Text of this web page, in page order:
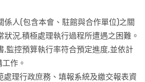
係人(包含本會、駐館與合作單位)之關
狀況,積極處理執行過程所遭遇之困難。
,監控預算執行率符合預定進度,並依計
作。
處理行政庶務、填報系統及繳交報表資